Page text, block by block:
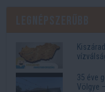
35 éve
Völgye